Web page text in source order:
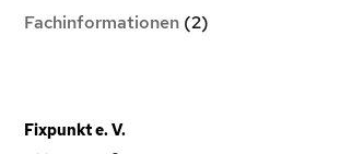
Fachinformationen (2)
Fixpunkt e. V.